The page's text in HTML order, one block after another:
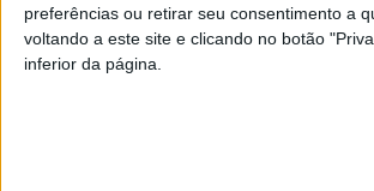
preferências ou retirar seu consentimento a
voltando a este site e clicando no botão
inferior da página.
Esta e outras notícias para ouvir na
FM ou em
www.968.fm